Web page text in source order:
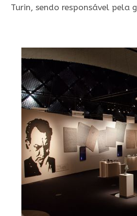
Turin, sendo responsável pela